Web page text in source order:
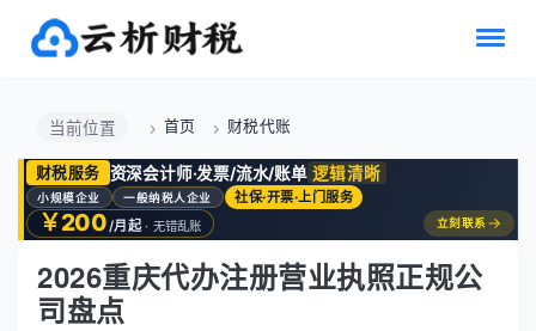
当前位置 首页 财税代账
财税服务 资深会计师·发票/流水/账单 逻辑清晰
小规模企业 一般纳税人企业 社保·开票·上门服务
￥200/月起 · 无错乱账 立刻联系 →
2026重庆代办注册营业执照正规公
司盘点